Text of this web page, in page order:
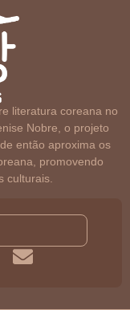
literatura coreana no
Nobre, o projeto
então aproxima os
promovendo
culturais.